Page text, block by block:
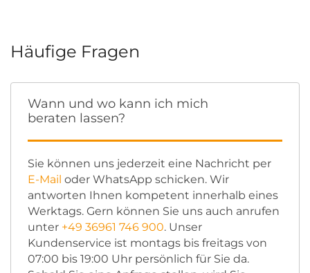
Häufige Fragen
Wann und wo kann ich mich
beraten lassen?
Sie können uns jederzeit eine Nachricht per
E-Mail oder WhatsApp schicken. Wir
antworten Ihnen kompetent innerhalb eines
Werktags. Gern können Sie uns auch anrufen
unter +49 36961 746 900. Unser
Kundenservice ist montags bis freitags von
07:00 bis 19:00 Uhr persönlich für Sie da.